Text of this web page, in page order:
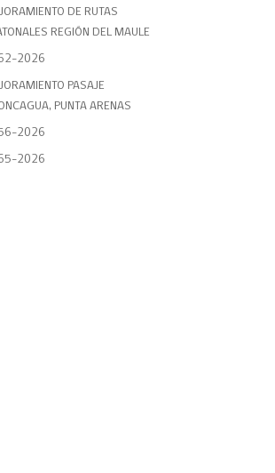
DE RUTAS
REGIÓN DEL MAULE
2026
PASAJE
PUNTA ARENAS
2026
2026